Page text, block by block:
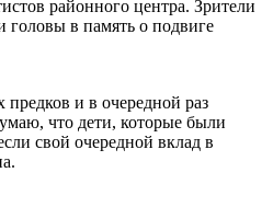
районного центра. Зрители
головы в память о подвиге
и в очередной раз
что дети, которые были
свой очередной вклад в